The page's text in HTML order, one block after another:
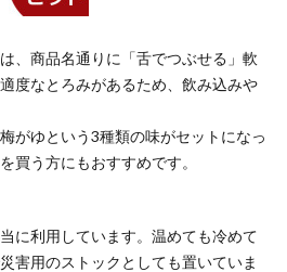
、商品名通りに「舌でつぶせる」軟
度なとろみがあるため、飲み込みや
がゆという3種類の味がセットになっ
買う方にもおすすめです。
に利用しています。温めても冷めて
害用のストックとしても置いていま